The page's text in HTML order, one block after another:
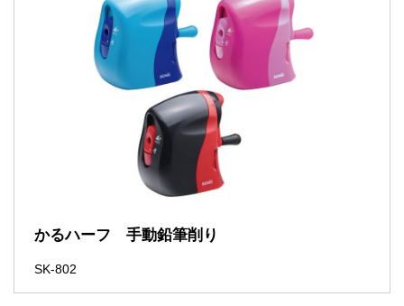
かるハーフ 手動鉛筆削り
SK-802